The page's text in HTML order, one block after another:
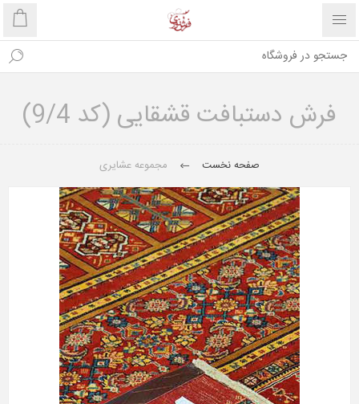
فرش دستبافت قشقایی (کد 9/4)
صفحه نخست مجموعه عشایری